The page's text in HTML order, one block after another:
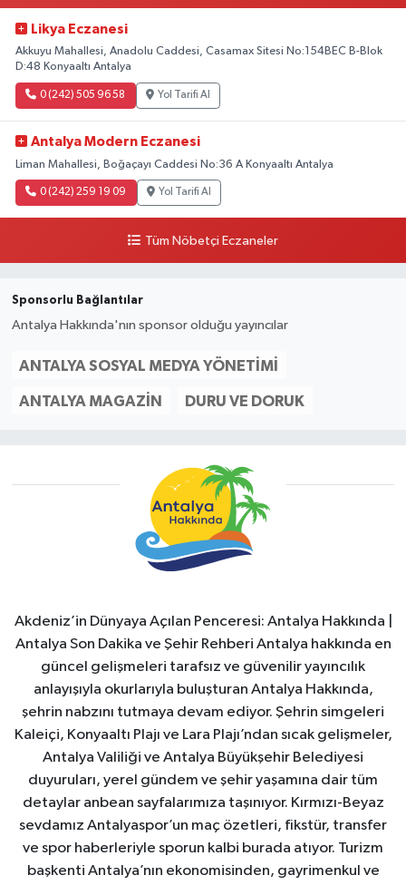
Likya Eczanesi
Akkuyu Mahallesi, Anadolu Caddesi, Casamax Sitesi No:154BEC B-Blok
D:48 Konyaaltı Antalya
0 (242) 505 96 58 Yol Tarifi Al
Antalya Modern Eczanesi
Liman Mahallesi, Boğaçayı Caddesi No:36 A Konyaaltı Antalya
0 (242) 259 19 09 Yol Tarifi Al
Tüm Nöbetçi Eczaneler
Sponsorlu Bağlantılar
Antalya Hakkında'nın sponsor olduğu yayıncılar
ANTALYA SOSYAL MEDYA YÖNETIMI
ANTALYA MAGAZIN DURU VE DORUK
Akdeniz’in Dünyaya Açılan Penceresi: Antalya Hakkında |
Antalya Son Dakika ve Şehir Rehberi Antalya hakkında en
güncel gelişmeleri tarafsız ve güvenilir yayıncılık
anlayışıyla okurlarıyla buluşturan Antalya Hakkında,
şehrin nabzını tutmaya devam ediyor. Şehrin simgeleri
Kaleiçi, Konyaaltı Plajı ve Lara Plajı’ndan sıcak gelişmeler,
Antalya Valiliği ve Antalya Büyükşehir Belediyesi
duyuruları, yerel gündem ve şehir yaşamına dair tüm
detaylar anbean sayfalarımıza taşınıyor. Kırmızı-Beyaz
sevdamız Antalyaspor’un maç özetleri, fikstür, transfer
ve spor haberleriyle sporun kalbi burada atıyor. Turizm
başkenti Antalya’nın ekonomisinden, gayrimenkul ve